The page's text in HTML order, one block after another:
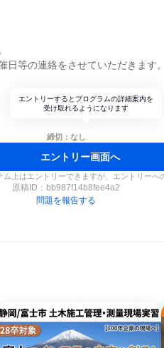
日等の連絡をさせていただきます。
エントリーするとプログラムの詳細案内を
受け取れるようになります
締切：なし
エントリー画面へ
上はエントリーできますが、エントリーへ
原稿ID： bb987f14b8fee4a2
問題を報告する